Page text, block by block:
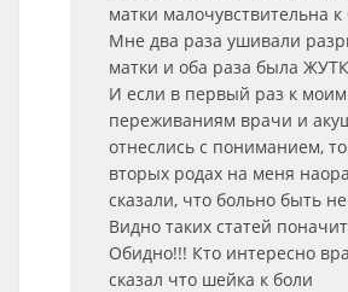
матки малочувствительна
Мне два раза ушивали
матки и оба раза была
И если в первый раз к моим
переживаниям врачи и
отнеслись с пониманием,
вторых родах на меня
сказали, что больно быть
Видно таких статей
Обидно!!! Кто интересно
сказал что шейка к боли